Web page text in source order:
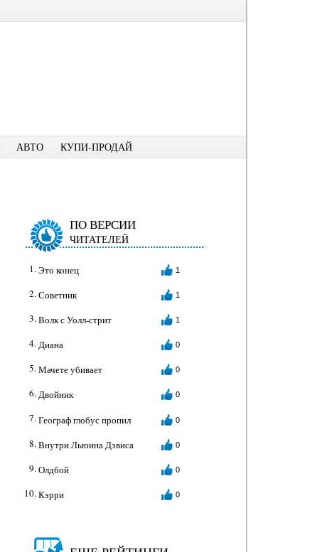
АВТО КУПИ-ПРОДАЙ
ПО ВЕРСИИ
ЧИТАТЕЛЕЙ
Это конец 1
Советник 1
Волк с Уолл-стрит 1
Диана 0
Мачете убивает 0
Двойник 0
Географ глобус пропил 0
Внутри Льюина Дэвиса 0
Олдбой 0
Кэрри 0